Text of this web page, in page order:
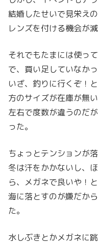
結婚したせいで見栄え
レンズを付ける機会が減
それでもたまには使っ
で、買い足していなかっ
いざ、釣りに行くぞ！
方のサイズが在庫が無
左右で度数が違うのだ
った。
ちょっとテンションが落
冬は汗をかかないし、
ら、メガネで良いや！
海に落とすのが嫌だか
た。
水しぶきとかメガネに